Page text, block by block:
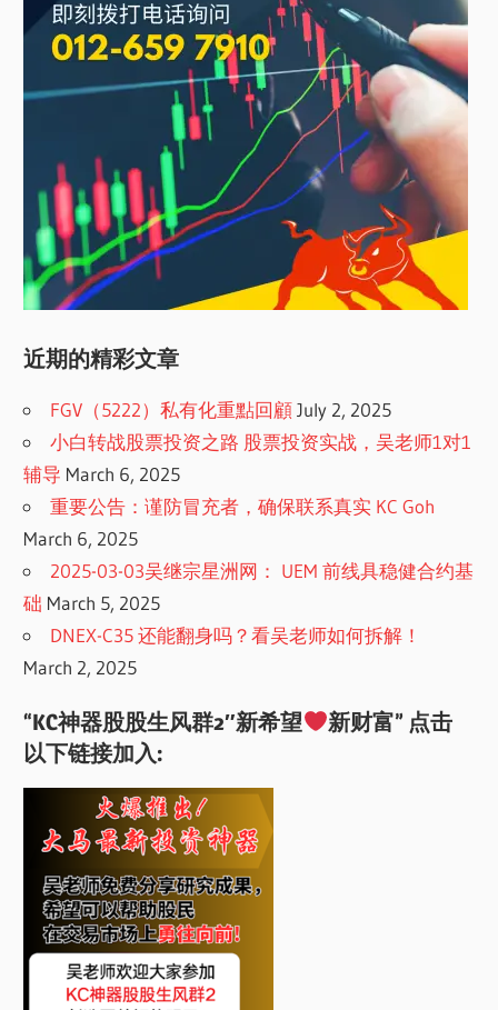
近期的精彩文章
FGV（5222）私有化重點回顧 July 2, 2025
小白转战股票投资之路 股票投资实战，吴老师1对1
辅导 March 6, 2025
重要公告：谨防冒充者，确保联系真实 KC Goh
March 6, 2025
2025-03-03吴继宗星洲网： UEM 前线具稳健合约基
础 March 5, 2025
DNEX-C35 还能翻身吗？看吴老师如何拆解！
March 2, 2025
“KC神器股股生风群2″新希望
新财富” 点击
以下链接加入: